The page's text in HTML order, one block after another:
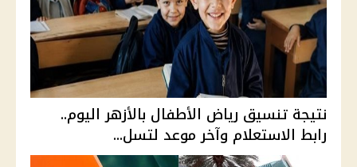
نتيجة تنسيق رياض الأطفال بالأزهر اليوم..
رابط الاستعلام وآخر موعد لتسل...